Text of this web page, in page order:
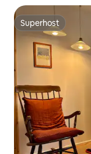
Superhost
Superhost